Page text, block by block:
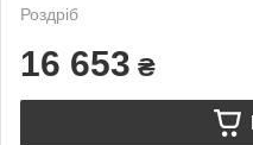
Роздріб
16 653 ₴